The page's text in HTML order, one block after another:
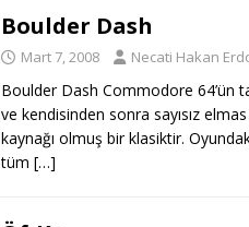
Boulder Dash
Mart 7, 2008 Necati Hakan
Boulder Dash Commodore 64’ün
ve kendisinden sonra sayısız
kaynağı olmuş bir klasiktir.
tüm […]